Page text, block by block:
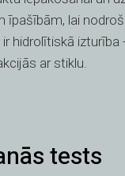
īpašībām, lai
hidrolītiskā
ar stiklu.
tests